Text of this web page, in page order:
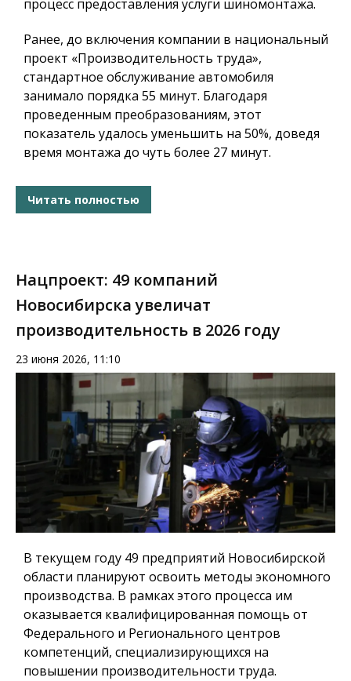
процесс предоставления услуги шиномонтажа.
Ранее, до включения компании в национальный
проект «Производительность труда»,
стандартное обслуживание автомобиля
занимало порядка 55 минут. Благодаря
проведенным преобразованиям, этот
показатель удалось уменьшить на 50%, доведя
время монтажа до чуть более 27 минут.
Читать полностью
Нацпроект: 49 компаний
Новосибирска увеличат
производительность в 2026 году
23 июня 2026, 11:10
В текущем году 49 предприятий Новосибирской
области планируют освоить методы экономного
производства. В рамках этого процесса им
оказывается квалифицированная помощь от
Федерального и Регионального центров
компетенций, специализирующихся на
повышении производительности труда.